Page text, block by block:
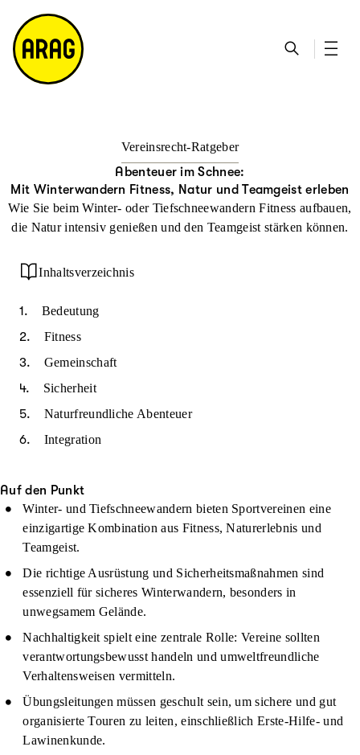
h
e
ta
k
ts
ei
te
e
m
a
p
Vereinsrecht-Ratgeber
Abenteuer im Schnee:
Mit Winterwandern Fitness, Natur und Teamgeist erleben
Wie Sie beim Winter- oder Tiefschneewandern Fitness aufbauen,
die Natur intensiv genießen und den Teamgeist stärken können.
Inhaltsverzeichnis
Bedeutung
Fitness
Gemeinschaft
Sicherheit
Naturfreundliche Abenteuer
Integration
Auf den Punkt
Winter- und Tiefschneewandern bieten Sportvereinen eine
einzigartige Kombination aus Fitness, Naturerlebnis und
Teamgeist.
Die richtige Ausrüstung und Sicherheitsmaßnahmen sind
essenziell für sicheres Winterwandern, besonders in
unwegsamem Gelände.
Nachhaltigkeit spielt eine zentrale Rolle: Vereine sollten
verantwortungsbewusst handeln und umweltfreundliche
Verhaltensweisen vermitteln.
Übungsleitungen müssen geschult sein, um sichere und gut
organisierte Touren zu leiten, einschließlich Erste-Hilfe- und
Lawinenkunde.